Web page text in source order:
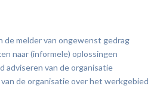
de melder van ongewenst gedrag
naar (informele) oplossingen
adviseren van de organisatie
de organisatie over het werkgebied